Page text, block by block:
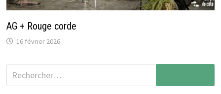
AG + Rouge corde
16 février 2026